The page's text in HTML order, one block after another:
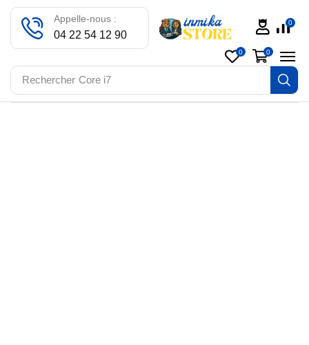
Rechercher Core i7
Appelle-nous :
04 22 54 12 90
0
0 0